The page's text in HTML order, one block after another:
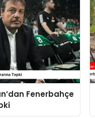
Fenerbahçe